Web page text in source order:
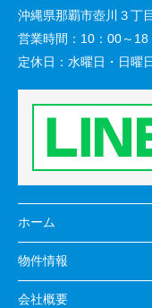
沖縄県那覇市壺川３丁
営業時間： 10：00～18
定休日： 水曜日・日曜
ホーム
物件情報
会社概要